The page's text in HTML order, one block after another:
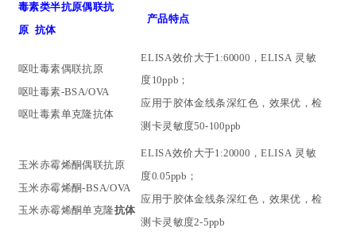
毒素类半抗原偶联抗
原 抗体
产品特点
呕吐毒素偶联抗原
呕吐毒素-BSA/OVA
呕吐毒素单克隆抗体
ELISA效价大于1:60000 ，ELISA 灵敏
度10ppb；
应用于胶体金线条深红色，效果优 ，检
测卡灵敏度50-100ppb
玉米赤霉烯酮偶联抗原
玉米赤霉烯酮-BSA/OVA
玉米赤霉烯酮单克隆抗体
ELISA效价大于1:20000 ，ELISA 灵敏
度0.05ppb；
应用于胶体金线条深红色，效果优 ，检
测卡灵敏度2-5ppb